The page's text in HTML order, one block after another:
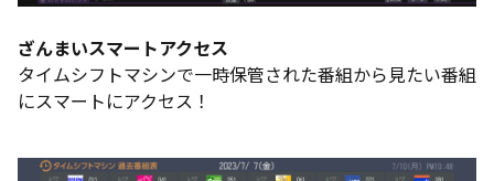
ざんまいスマートアクセス
タイムシフトマシンで一時保管された番組から見たい番組
にスマートにアクセス！